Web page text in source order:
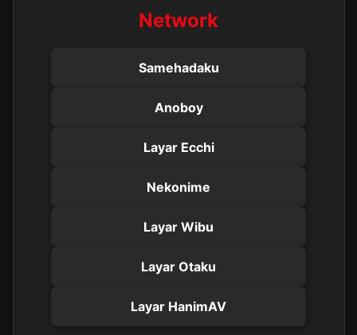
Network
Samehadaku
Anoboy
Layar Ecchi
Nekonime
Layar Wibu
Layar Otaku
Layar HanimAV